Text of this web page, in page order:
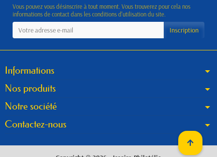
Vous pouvez vous désinscrire à tout moment. Vous trouverez pour cela nos
informations de contact dans les conditions d'utilisation du site.
Informations
Nos produits
Notre société
Contactez-nous